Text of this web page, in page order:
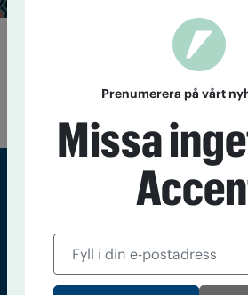
Bäst på att förebygga
Västerås satsar sedan
coacher, med en utbildning som
Tidningen Accent, A4, Bondegatan
accent@iogt.se
Prenumerera på vårt
Missa